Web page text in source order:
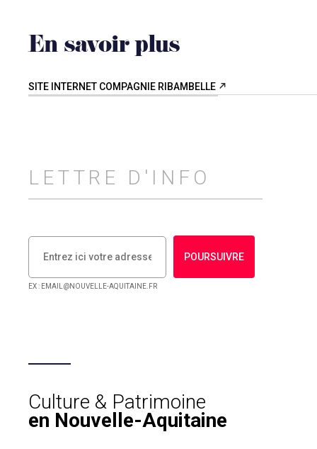
En savoir plus
SITE INTERNET COMPAGNIE RIBAMBELLE
LETTRE D'INFO
POURSUIVRE
EX : EMAIL@NOUVELLE-AQUITAINE.FR
Culture & Patrimoine
en Nouvelle-Aquitaine